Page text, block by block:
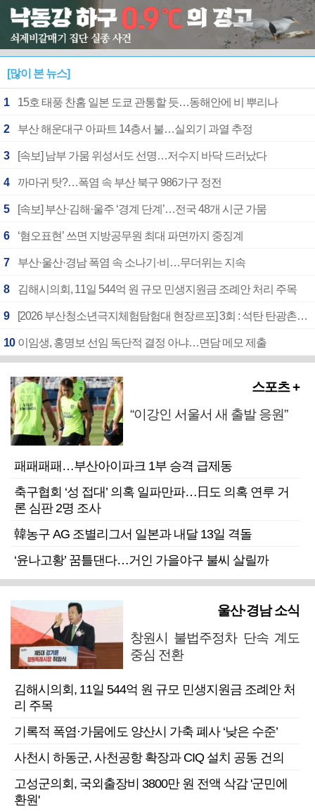
[많이 본 뉴스]
1 15호 태풍 찬홈 일본 도쿄 관통할 듯…동해안에 비 뿌리나
2 부산 해운대구 아파트 14층서 불…실외기 과열 추정
3 [속보] 남부 가뭄 위성서도 선명…저수지 바닥 드러났다
4 까마귀 탓?…폭염 속 부산 북구 986가구 정전
5 [속보] 부산·김해·울주 ‘경계 단계’…전국 48개 시군 가뭄
6 ‘혐오표현’ 쓰면 지방공무원 최대 파면까지 중징계
7 부산·울산·경남 폭염 속 소나기·비…무더위는 지속
8 김해시의회, 11일 544억 원 규모 민생지원금 조례안 처리 주목
9 [2026 부산청소년극지체험탐험대 현장르포] 3회 : 석탄 탄광촌에서 북극 연구의 중심지로
10 이임생, 홍명보 선임 독단적 결정 아냐…면담 메모 제출
스포츠 +
“이강인 서울서 새 출발 응원”
패패패패…부산아이파크 1부 승격 급제동
축구협회 ‘성 접대’ 의혹 일파만파…日도 의혹 연루 거
론 심판 2명 조사
韓농구 AG 조별리그서 일본과 내달 13일 격돌
‘윤나고황’ 꿈틀댄다…거인 가을야구 불씨 살릴까
울산·경남 소식
창원시 불법주정차 단속 계도
중심 전환
김해시의회, 11일 544억 원 규모 민생지원금 조례안 처
리 주목
기록적 폭염·가뭄에도 양산시 가축 폐사 ‘낮은 수준’
사천시 하동군, 사천공항 확장과 CIQ 설치 공동 건의
고성군의회, 국외출장비 3800만 원 전액 삭감 '군민에
환원'